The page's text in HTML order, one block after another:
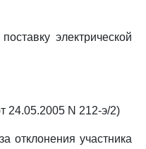
электрической
24.05.2005 N 212-э/2)
отклонения участника